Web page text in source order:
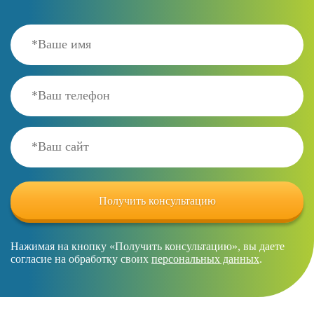
Нажимая на кнопку «Получить консультацию», вы даете
согласие на обработку своих персональных данных.